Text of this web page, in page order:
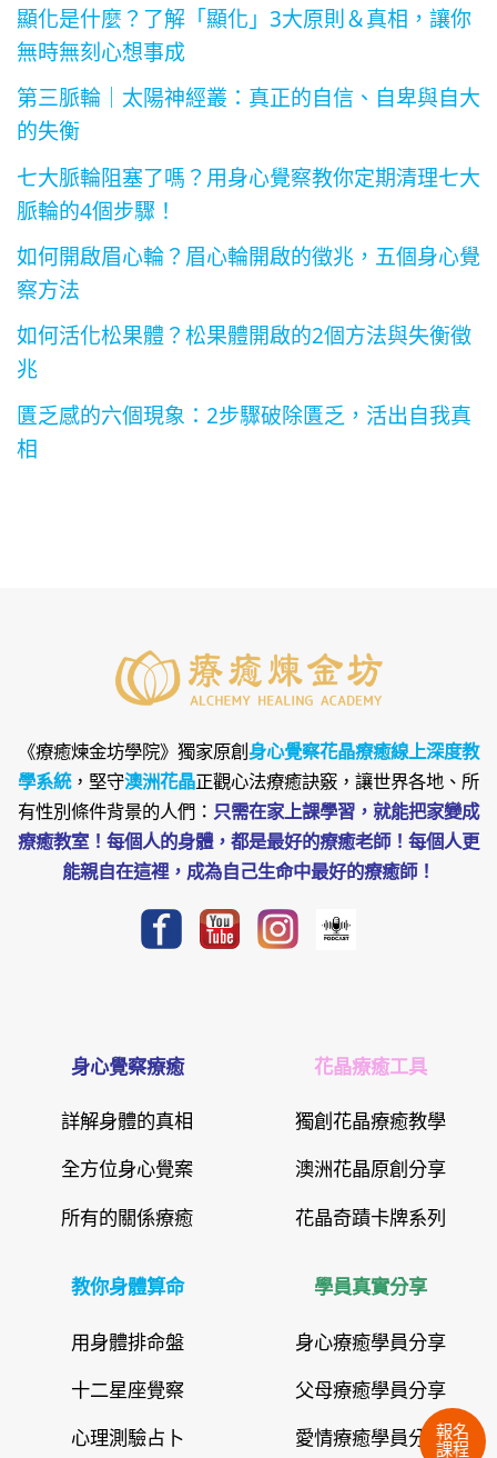
顯化是什麼？了解「顯化」3大原則＆真相，讓你
無時無刻心想事成
第三脈輪｜太陽神經叢：真正的自信、自卑與自大
的失衡
七大脈輪阻塞了嗎？用身心覺察教你定期清理七大
脈輪的4個步驟！
如何開啟眉心輪？眉心輪開啟的徵兆，五個身心覺
察方法
如何活化松果體？松果體開啟的2個方法與失衡徵
兆
匱乏感的六個現象：2步驟破除匱乏，活出自我真
相
《療癒煉金坊學院》 獨家原創身心覺察花晶療癒線上深度教
學系統，堅守澳洲花晶正觀心法療癒訣竅，讓世界各地、所
有性別條件背景的人們： 只需在家上課學習，就能把家變成
療癒教室！每個人的身體，都是最好的療癒老師！每個人更
能親自在這裡，成為自己生命中最好的療癒師！
身心覺察療癒
詳解身體的真相
全方位身心覺案
所有的關係療癒
花晶療癒工具
獨創花晶療癒教學
澳洲花晶原創分享
花晶奇蹟卡牌系列
教你身體算命
用身體排命盤
十二星座覺察
心理測驗占卜
學員真實分享
身心療癒學員分享
父母療癒學員分享
愛情療癒學員分享報名
課程